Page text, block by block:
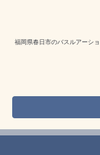
福岡県春日市のバスルアーシ